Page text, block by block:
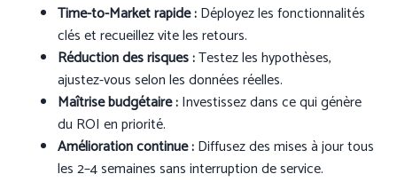
Time-to-Market rapide :Déployez les fonctionnalités
clés et recueillez vite les retours.
Réduction des risques :Testez les hypothèses,
ajustez-vous selon les données réelles.
Maîtrise budgétaire :Investissez dans ce qui génère
du ROI en priorité.
Amélioration continue :Diffusez des mises à jour tous
les 2–4 semaines sans interruption de service.